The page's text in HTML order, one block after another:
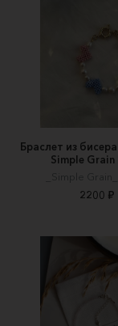
Браслет из
Simple Grain
_Simple
2200 ₽